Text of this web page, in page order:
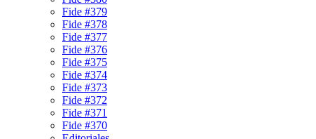
Fide #379
Fide #378
Fide #377
Fide #376
Fide #375
Fide #374
Fide #373
Fide #372
Fide #371
Fide #370